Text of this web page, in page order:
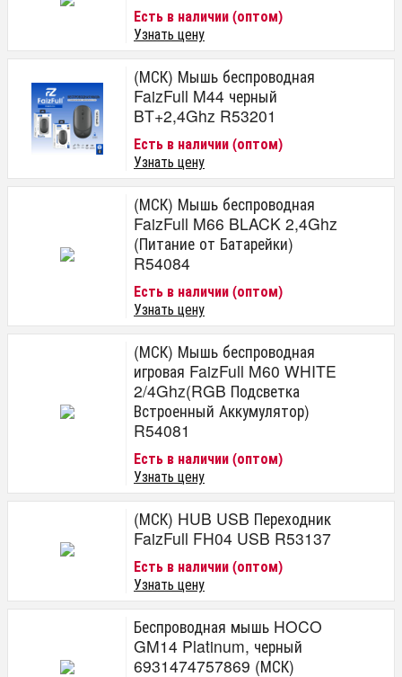
Есть в наличии (оптом)
Узнать цену
(МСК) Мышь беспроводная
FaizFull M44 черный
BT+2,4Ghz R53201
Есть в наличии (оптом)
Узнать цену
(МСК) Мышь беспроводная
FaizFull M66 BLACK 2,4Ghz
(Питание от Батарейки)
R54084
Есть в наличии (оптом)
Узнать цену
(МСК) Мышь беспроводная
игровая FaizFull M60 WHITE
2/4Ghz(RGB Подсветка
Встроенный Аккумулятор)
R54081
Есть в наличии (оптом)
Узнать цену
(МСК) HUB USB Переходник
FaizFull FH04 USB R53137
Есть в наличии (оптом)
Узнать цену
Беспроводная мышь HOCO
GM14 Platinum, черный
6931474757869 (МСК)